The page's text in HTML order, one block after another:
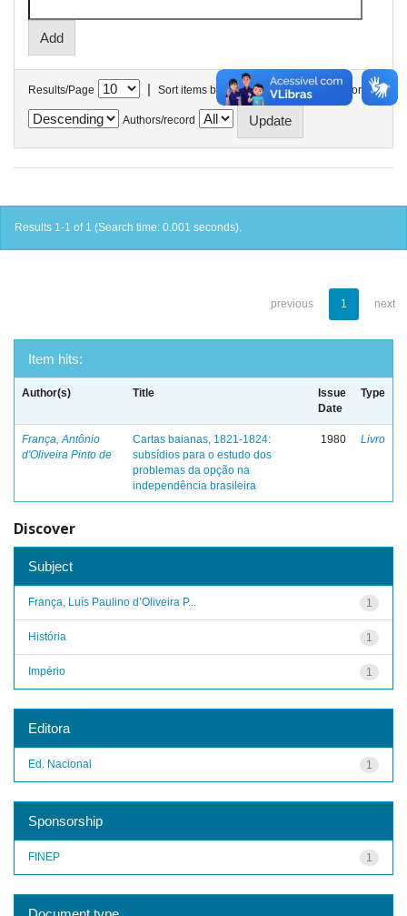
Results/Page | Sort items by In order
Authors/record
Results 1-1 of 1 (Search time: 0.001 seconds).
previous 1 next
Item hits:
Author(s) Title
Issue
Date
Type
França, Antônio
d'Oliveira Pinto de
Cartas baianas, 1821-1824:
subsídios para o estudo dos
problemas da opção na
independência brasileira
1980 Livro
Discover
Subject
1
França, Luís Paulino d’Oliveira P...
1
História
1
Império
Editora
1
Ed. Nacional
Sponsorship
1
FINEP